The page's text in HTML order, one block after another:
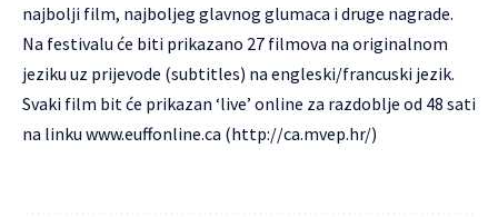
najbolji film, najboljeg glavnog glumaca i druge nagrade.
Na festivalu će biti prikazano 27 filmova na originalnom
jeziku uz prijevode (subtitles) na engleski/francuski jezik.
Svaki film bit će prikazan ‘live’ online za razdoblje od 48 sati
na linku www.euffonline.ca (http://ca.mvep.hr/)